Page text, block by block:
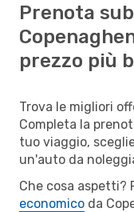
Prenota
prezzo più
Trova le migliori
Completa la
tuo viaggio,
un'auto da
Che cosa aspetti?
economico da